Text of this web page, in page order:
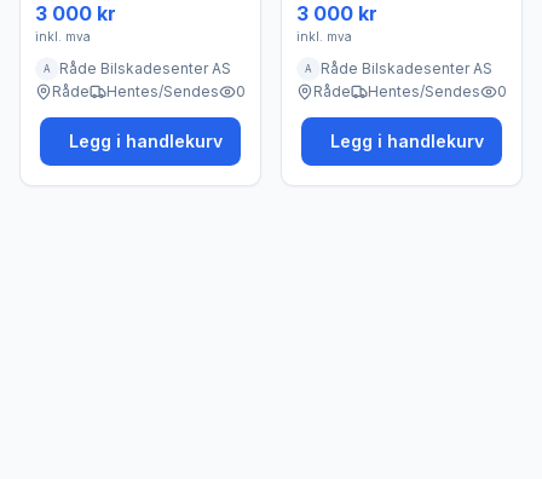
3 000 kr
inkl. mva
A
Råde Bilskadesenter AS
Råde
Hentes/Sendes 0
Legg i handlekurv
3 000 kr
inkl. mva
A
Råde Bilskadesenter AS
Råde
Hentes/Sendes 0
Legg i handlekurv